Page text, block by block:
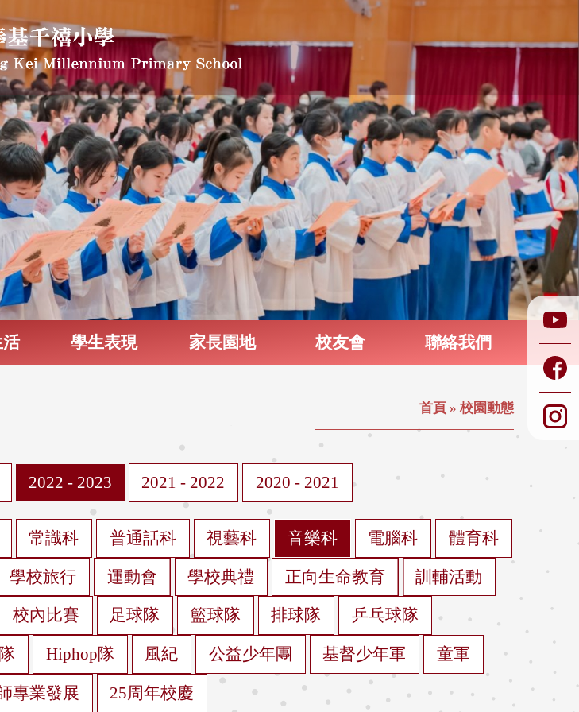
學生表現 家長園地 校友會 聯絡我們
首頁 » 校園動態
2022 - 2023 2021 - 2022 2020 - 2021
常識科 普通話科 視藝科 音樂科 電腦科 體育科
學校旅行 運動會 學校典禮 正向生命教育 訓輔活動
校內比賽 足球隊 籃球隊 排球隊 乒乓球隊
Hiphop隊 風紀 公益少年團 基督少年軍 童軍
專業發展 25周年校慶